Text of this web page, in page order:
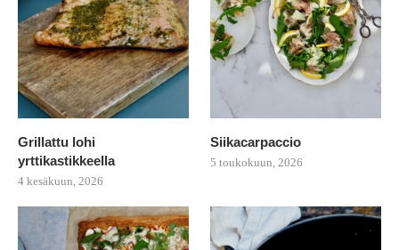
Grillattu lohi
yrttikastikkeella
4 kesäkuun, 2026
Siikacarpaccio
5 toukokuun, 2026